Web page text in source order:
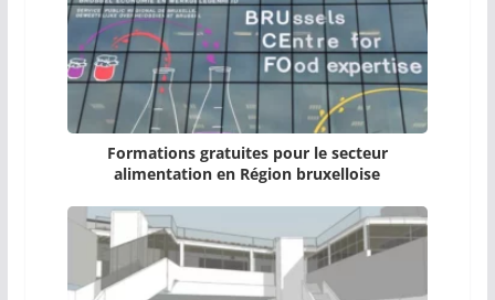
Formations gratuites pour le secteur
alimentation en Région bruxelloise